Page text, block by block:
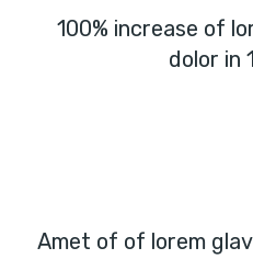
100% increase of
dolor in
Amet of of lorem